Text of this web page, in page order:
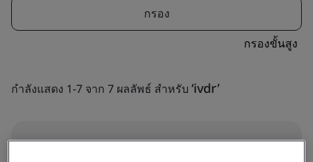
กรอง
กรองขั้นสูง
กำลังแสดง 1-7 จาก 7 ผลลัพธ์ สำหรับ ‘ivdr’